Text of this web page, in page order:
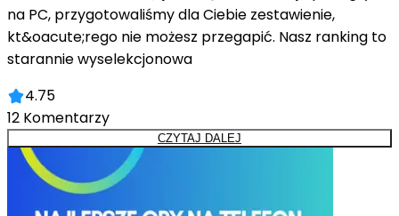
na PC, przygotowaliśmy dla Ciebie zestawienie,
kt&oacute;rego nie możesz przegapić. Nasz ranking to
starannie wyselekcjonowa
4.75
12 Komentarzy
CZYTAJ DALEJ